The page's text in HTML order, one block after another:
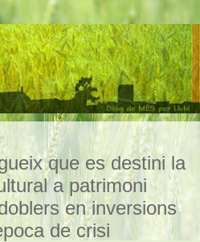
que es destini la
a patrimoni
en inversions
de crisi